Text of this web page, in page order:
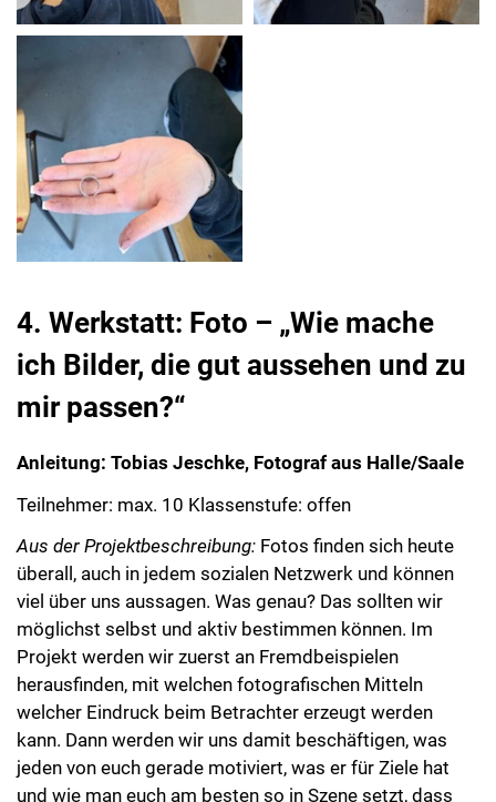
4. Werkstatt: Foto – „Wie mache
ich Bilder, die gut aussehen und zu
mir passen?“
Anleitung: Tobias Jeschke, Fotograf aus Halle/Saale
Teilnehmer: max. 10 Klassenstufe: offen
Aus der Projektbeschreibung: Fotos finden sich heute
überall, auch in jedem sozialen Netzwerk und können
viel über uns aussagen. Was genau? Das sollten wir
möglichst selbst und aktiv bestimmen können. Im
Projekt werden wir zuerst an Fremdbeispielen
herausfinden, mit welchen fotografischen Mitteln
welcher Eindruck beim Betrachter erzeugt werden
kann. Dann werden wir uns damit beschäftigen, was
jeden von euch gerade motiviert, was er für Ziele hat
und wie man euch am besten so in Szene setzt, dass